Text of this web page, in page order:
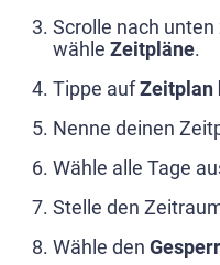
Scrolle nach unten
wähle Zeitpläne.
Tippe aufZeitplan
Nenne deinen
Wähle alle Tage
Stelle den
Wähle den